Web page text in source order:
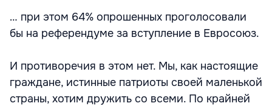
… при этом 64% опрошенных проголосовали
бы на референдуме за вступление в Евросоюз.
И противоречия в этом нет. Мы, как настоящие
граждане, истинные патриоты своей маленькой
страны, хотим дружить со всеми. По крайней